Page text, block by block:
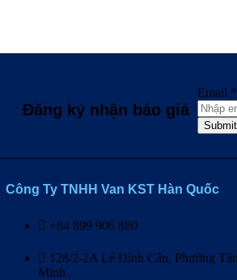
Đăng ký nhận báo giá​
Email *
Submit
Công Ty TNHH Van KST Hàn Quốc
+84 899 906 880
128/2-2A Lê Đình Cẩn, Phường
Minh